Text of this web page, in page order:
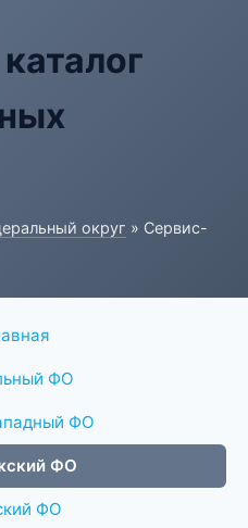
округ » Сервис-
ФО
ФО
ФО
ФО